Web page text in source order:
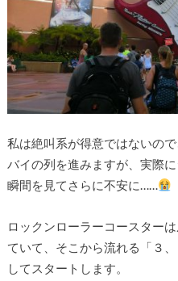
私は絶叫系が得意ではないの
バイの列を進みますが、実際
瞬間を見てさらに不安に……
ロックンローラーコースター
ていて、そこから流れる「３
してスタートします。